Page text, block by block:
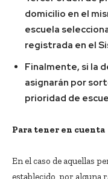
domicilio en el
escuela
registrada en el
Finalmente, si la
asignarán por
prioridad de
Para tener en cuenta
En el caso de aquellas
establecido, por alguna